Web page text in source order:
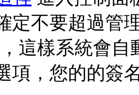
定不要超過管
這樣系統會自
項，您的的簽